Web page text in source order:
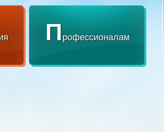
Профессионалам